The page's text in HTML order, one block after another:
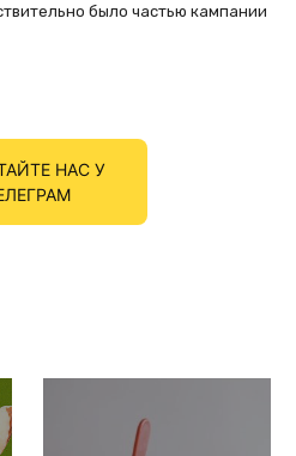
было частью кампании
НАС У